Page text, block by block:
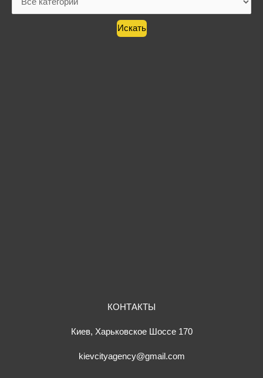
КОНТАКТЫ
Киев, Харьковское Шоссе 170
kievcityagency@gmail.com